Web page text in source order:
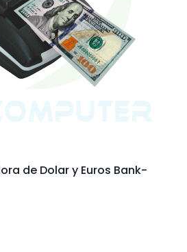
de Dolar y Euros Bank-